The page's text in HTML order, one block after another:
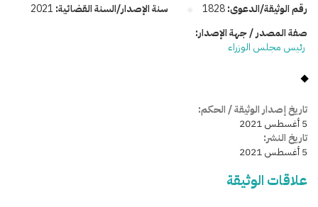
رقم الوثيقة/الدعوى:1828 سنة الإصدار/السنة القضائية: 2021
صفة المصدر / جهة الإصدار:
رئيس مجلس الوزراء
تاريخ إصدار الوثيقة / الحكم:
5 أغسطس 2021
تاريخ النشر:
5 أغسطس 2021
علاقات الوثيقة